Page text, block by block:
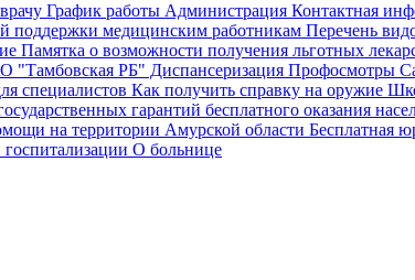
График работы Администрация Контактная
поддержки медицинским работникам Перечень
Памятка о возможности получения льготных
"Тамбовская РБ" Диспансеризация Профосмотры
специалистов Как получить справку на оружие
гарантий бесплатного оказания
на территории Амурской области Бесплатная
О больнице